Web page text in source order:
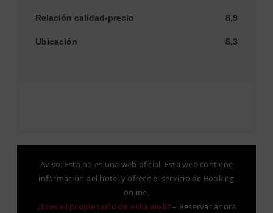
Relación calidad-precio 8,9
Ubicación 8,3
Aviso: Esta no es una web oficial. Esta web contiene
información del hotel y ofrece el servicio de Booking
online.
¿Eres el propietario de esta web?– Reservar ahora